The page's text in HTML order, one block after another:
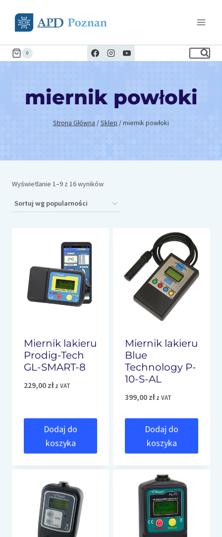
0
miernik powłoki
Strona Główna /Sklep /miernik powłoki
Wyświetlanie 1–9 z 16 wynikówPosortowane
popularności
Miernik lakieru
Prodig-Tech
GL-SMART-8
229,00 zł z VAT
Dodaj do
koszyka
Miernik lakieru
Blue
Technology P-
10-S-AL
399,00 zł z VAT
Dodaj do
koszyka